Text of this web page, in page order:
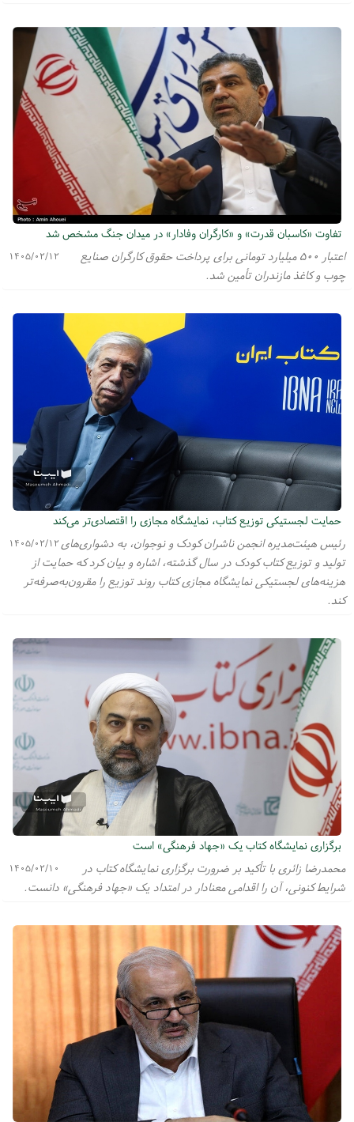
تفاوت «کاسبان قدرت» و «کارگران وفادار» در میدان جنگ مشخص شد
۱۴۰۵/۰۲/۱۲
اعتبار ۵۰۰ میلیارد تومانی برای پرداخت حقوق کارگران صنایع
چوب و کاغذ مازندران تأمین شد.
حمایت لجستیکی توزیع کتاب، نمایشگاه مجازی را اقتصادی‌تر می‌کند
۱۴۰۵/۰۲/۱۲رئیس هیئت‌مدیره انجمن ناشران کودک و نوجوان، به دشواری‌های
تولید و توزیع کتاب کودک در سال گذشته، اشاره و بیان کرد که حمایت از
هزینه‌های لجستیکی نمایشگاه مجازی کتاب روند توزیع را مقرون‌به‌صرفه‌تر
کند.
برگزاری نمایشگاه کتاب یک «جهاد فرهنگی» است
۱۴۰۵/۰۲/۱۰
محمدرضا زائری با تأکید بر ضرورت برگزاری نمایشگاه کتاب در
شرایط کنونی، آن را اقدامی معنادار در امتداد یک «جهاد فرهنگی» دانست.